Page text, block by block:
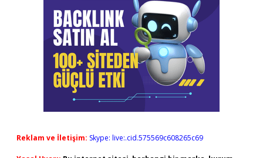
Reklam ve İletişim: Skype: live:.cid.575569c608265c69